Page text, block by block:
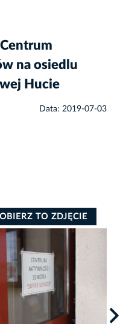
na osiedlu
Hucie
Data: 2019-07-03
TO ZDJĘCIE